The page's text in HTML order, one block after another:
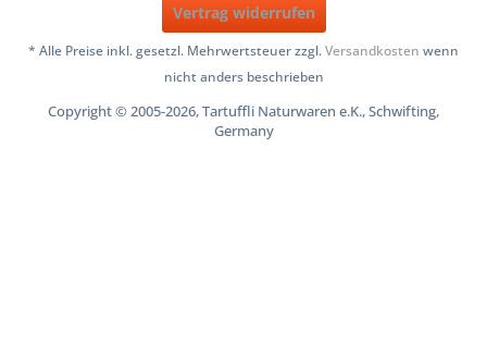
Vertrag widerrufen
* Alle Preise inkl. gesetzl. Mehrwertsteuer zzgl.Versandkosten wenn
nicht anders beschrieben
Copyright © 2005-2026, Tartuffli Naturwaren e.K., Schwifting,
Germany